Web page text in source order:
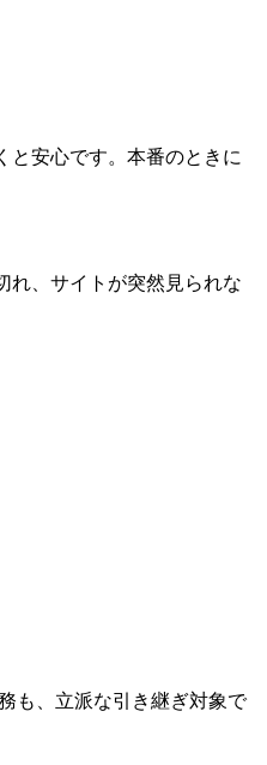
と安心です。本番のときに
れ、サイトが突然見られな
も、立派な引き継ぎ対象で